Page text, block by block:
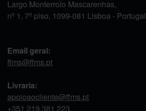
Largo Monterroio Mascarenhas,
nº 1, 7º piso, 1099-081 Lisboa - Portugal
Email geral:
ffms@ffms.pt
Livraria:
apoioaocliente@ffms.pt
+351 219 381 223